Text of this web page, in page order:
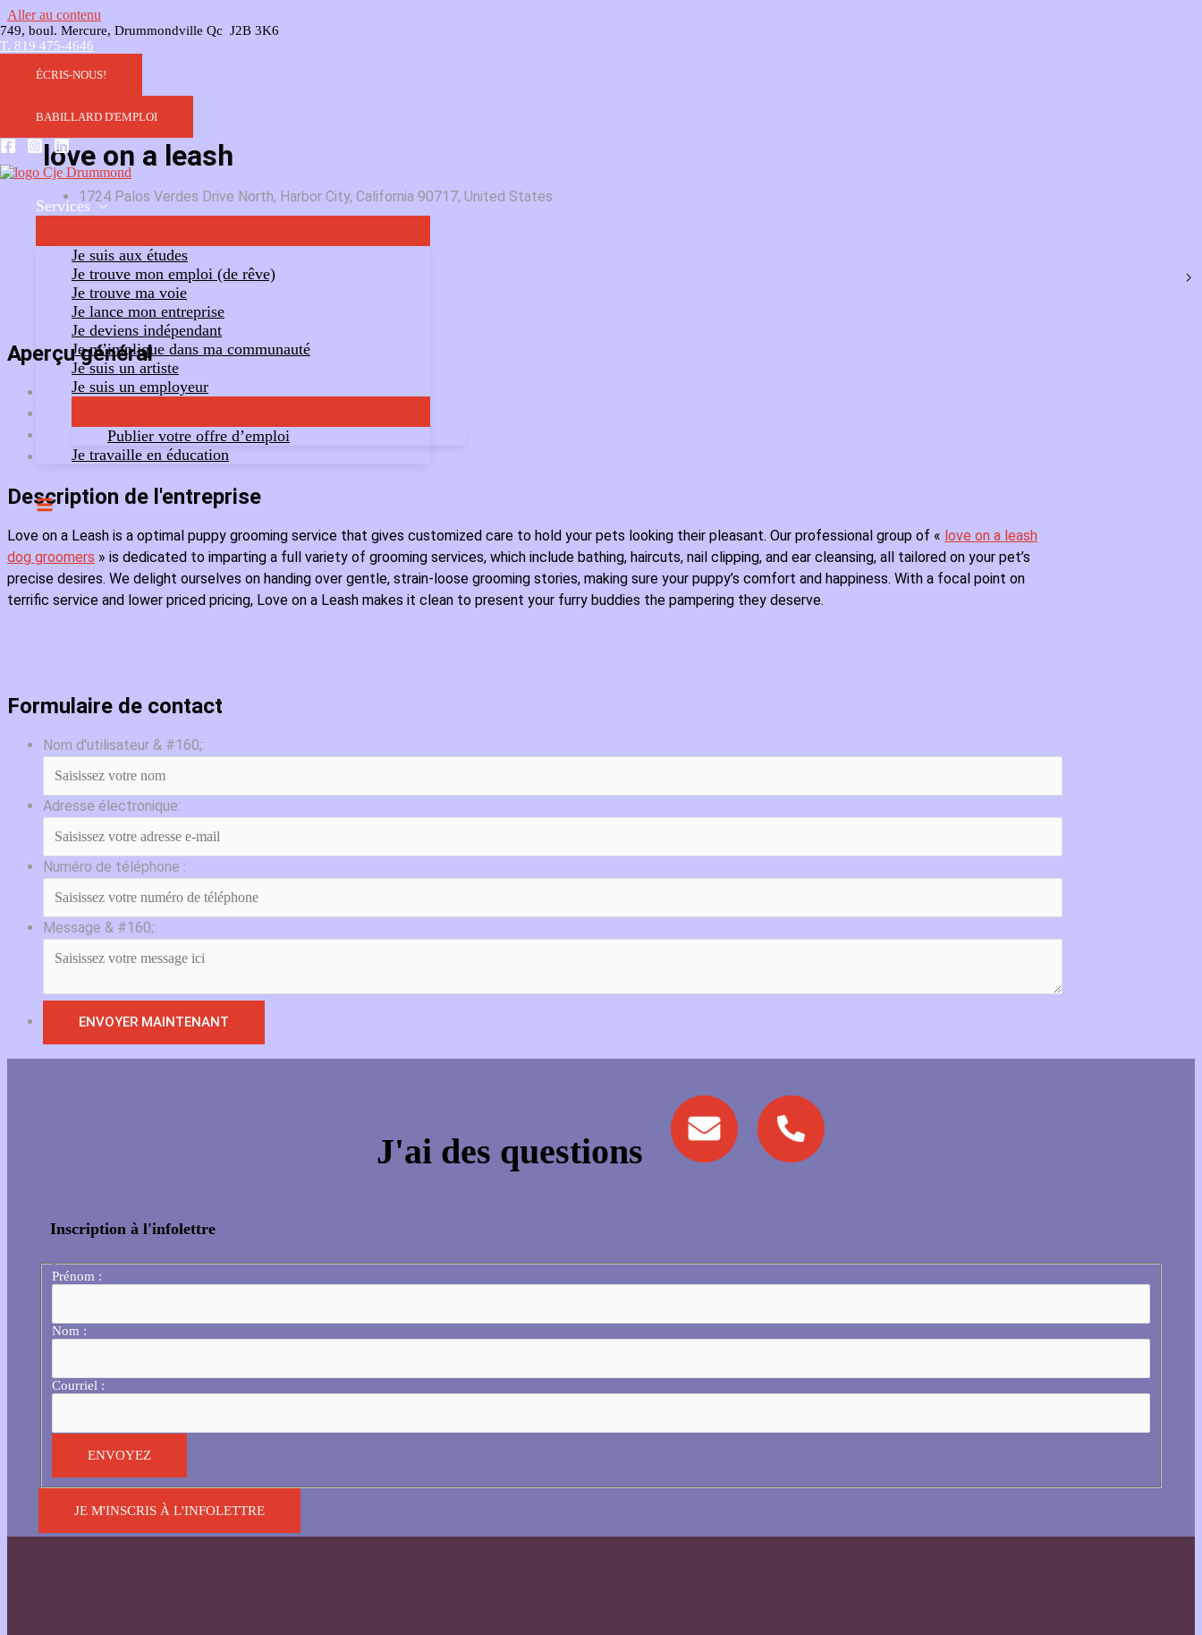
Aller au contenu
749, boul. Mercure, Drummondville Qc J2B 3K6
T. 819 475-4646
ÉCRIS-NOUS!
BABILLARD D'EMPLOI
Services
Je suis aux études
Je trouve mon emploi (de rêve)
Je trouve ma voie
Je lance mon entreprise
Je deviens indépendant
Je m’implique dans ma communauté
Je suis un artiste
Je suis un employeur
Publier votre offre d’emploi
Je travaille en éducation
love on a leash
1724 Palos Verdes Drive North, Harbor City, California 90717, United States
Aperçu général
Description de l'entreprise
Love on a Leash is a optimal puppy grooming service that gives customized care to hold your pets looking their pleasant. Our professional group of « love on a leash
dog groomers » is dedicated to imparting a full variety of grooming services, which include bathing, haircuts, nail clipping, and ear cleansing, all tailored on your pet’s
precise desires. We delight ourselves on handing over gentle, strain-loose grooming stories, making sure your puppy’s comfort and happiness. With a focal point on
terrific service and lower priced pricing, Love on a Leash makes it clean to present your furry buddies the pampering they deserve.
Formulaire de contact
Nom d'utilisateur & #160;:
Adresse électronique:
Numéro de téléphone :
Message & #160;:
J'ai des questions
Inscription à l'infolettre
Prénom :
Nom :
Courriel :
JE M'INSCRIS À L'INFOLETTRE